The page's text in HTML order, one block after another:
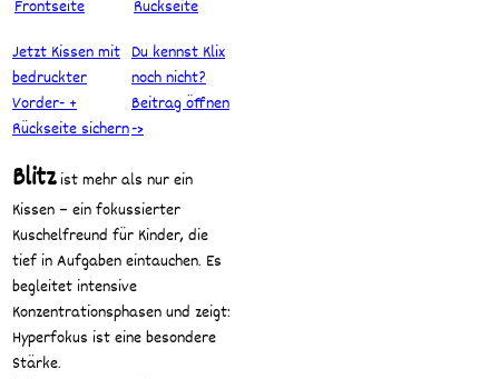
Jetzt Kissen mit
bedruckter
Vorder- +
Rückseite sichern
Du kennst Klix
noch nicht?
Beitrag öffnen
->
Blitzist mehr als nur ein
Kissen – ein fokussierter
Kuschelfreund für Kinder, die
tief in Aufgaben eintauchen. Es
begleitet intensive
Konzentrationsphasen und zeigt:
Hyperfokus ist eine besondere
Stärke.